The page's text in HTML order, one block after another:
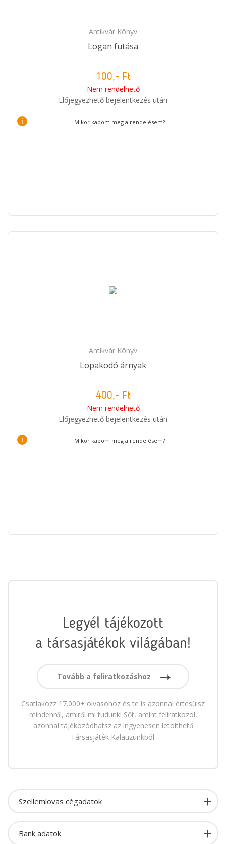
Antikvár Könyv
Logan futása
100,- Ft
Nem rendelhető
Előjegyezhető bejelentkezés után
i Mikor kapom meg a rendelésem?
Antikvár Könyv
Lopakodó árnyak
400,- Ft
Nem rendelhető
Előjegyezhető bejelentkezés után
i Mikor kapom meg a rendelésem?
Legyél tájékozott
a társasjátékok világában!
Tovább a feliratkozáshoz
Csatlakozz 17.000+ olvasóhoz és te is azonnal értesülsz
mindenről, amiről mi tudunk! Sőt, amint feliratkozol,
azonnal tájékozódhatsz az ingyenesen letölthető
Társasjáték Kalauzunkból.
Szellemlovas cégadatok
Bank adatok